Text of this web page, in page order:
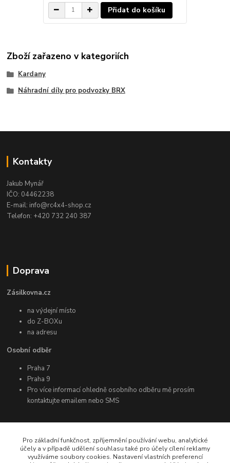
Přidat do košíku
Zboží zařazeno v kategoriích
Kardany
Náhradní díly pro podvozky BRX
Kontakty
Jakub Mynář
IČO: 04462238
E-mail: info@rc4x4-shop.cz
Telefon: +420 732 240 387
Doprava
Zásilkovna.cz
na výdejní místo
do Z-BOXu
na adresu
Osobní odběr
Praha 7
Praha 9
Pro více informací ohledně osobního odběru mě prosím
kontaktujte emailem nebo SMS
Další informace
Facebook
Pro základní funkčnost, zpříjemnění používání webu, analytické
účely a v případě udělení souhlasu také pro účely cílení reklamy
využíváme soubory cookies. Nastavení vlastních preferencí